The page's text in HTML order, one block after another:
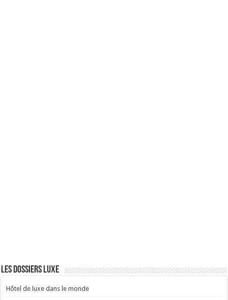
Les dossiers Luxe
Hôtel de luxe dans le monde